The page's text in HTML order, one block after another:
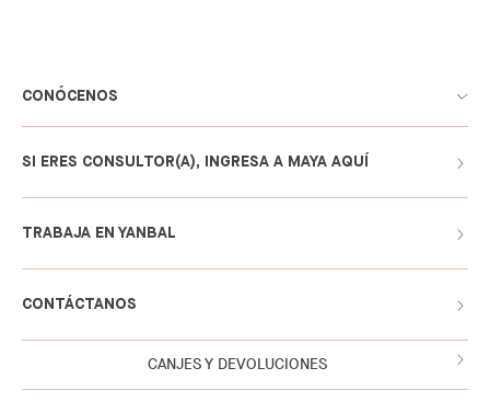
CONÓCENOS
SI ERES CONSULTOR(A), INGRESA A MAYA AQUÍ
TRABAJA EN YANBAL
CONTÁCTANOS
CANJES Y DEVOLUCIONES